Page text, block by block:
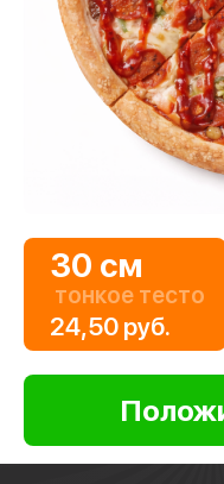
30 см
тонкое тесто
24,50 руб.